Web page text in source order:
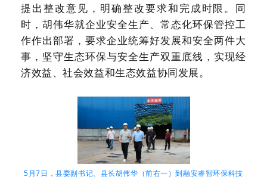
提出整改意见，明确整改要求和完成时限。同
时，胡伟华就企业安全生产、常态化环保管控工
作作出部署，要求企业统筹好发展和安全两件大
事，坚守生态环保与安全生产双重底线，实现经
济效益、社会效益和生态效益协同发展。
5月7日，县委副书记、县长胡伟华（前右一）到融安睿智环保科技